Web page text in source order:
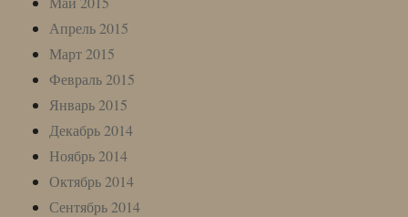
Апрель 2015
Март 2015
Февраль 2015
Январь 2015
Декабрь 2014
Ноябрь 2014
Октябрь 2014
Сентябрь 2014